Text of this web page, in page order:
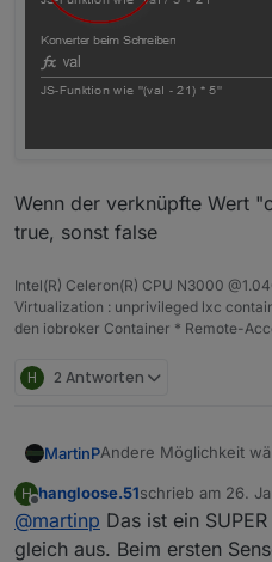
Wenn der verknüpfte Wert
true, sonst false
Intel(R) Celeron(R) CPU N3000
Virtualization : unprivileged lxc
den iobroker Container * Remote-
H 2 Antworten
MartinPAndere Möglichkeit
H
Offline
hangloose.51schrieb am 26.
zuletzt editiert von
@martinp Das ist ein
gleich aus. Beim ersten